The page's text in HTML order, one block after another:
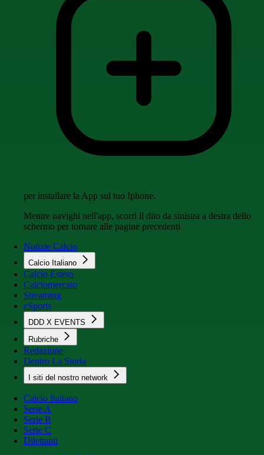
per installare la App sul tuo Iphone.
Mentre navighi nell'app, scorri il dito da sinistra a destra dello
schermo per tornare alle pagine precedenti
Notizie Calcio
Calcio Italiano
Calcio Estero
Calciomercato
Streaming
eSports
DDD X EVENTS
Rubriche
Redazione
Dentro La Storia
I siti del nostro network
Calcio Italiano
Serie A
Serie B
Serie C
Dilettanti